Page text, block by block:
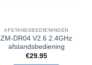
AFSTANDSBEDIENINGEN
ZM-DR04 V2.6 2.4GHz
afstandsbediening
€29.95